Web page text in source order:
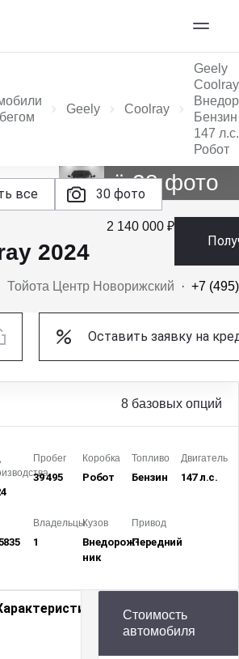
Geely Coolray
Geely
Coolray
147 л.с.
Робот
все 30 фото
Ещё 28 фото
2024
2 140 000 ₽
Тойота Центр Новорижский · +7
Оставить заявку на
8 базовых опций
Пробег
39 495
Коробка
Робот
Топливо
Бензин
Двигатель
147 л.с.
Владельцы
1
Кузов
Внедорож­
ник
Привод
Передний
Стоимость
автомобиля